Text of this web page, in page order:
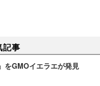
記事
GMOイエラエが発見